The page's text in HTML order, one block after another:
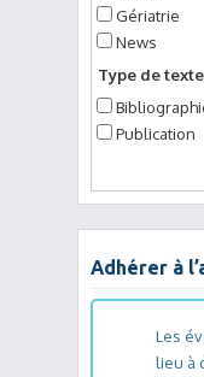
Gériatrie
News
Type de
Publication
Adhérer à
Les
lieu à